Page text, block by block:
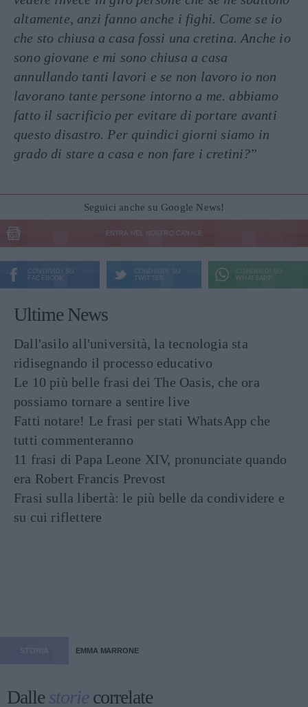
altamente, anzi fanno anche i fighi. Come se io
che sto chiusa a casa fossi una cretina. Anche io
sono giovane e mi sono chiusa a casa
annullando tanti lavori e se non lavoro io non
lavorano tante persone intorno a me. abbiamo
fatto il sacrificio per evitare di portare avanti
questo disastro. Per quindici giorni siamo in
grado di stare a casa e non fare i cretini?”
Seguici anche su Google News!
ENTRA NEL NOSTRO CANALE
CONDIVIDI SU
FACEBOOK
CONDIVIDI SU
TWITTER
CONDIVIDI SU
WHATSAPP
Ultime News
Dall'asilo all'università, la tecnologia sta
ridisegnando il processo educativo
Le 10 più belle frasi dei The Oasis, che ora
possiamo tornare a sentire live
Fatti notare! Le frasi per stati WhatsApp che
tutti commenteranno
11 frasi di Papa Leone XIV, pronunciate quando
era Robert Francis Prevost
Frasi sulla libertà: le più belle da condividere e
su cui riflettere
EMMA MARRONE
Dallestorie correlate